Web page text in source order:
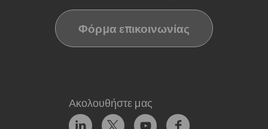
Φόρμα επικοινωνίας
Ακολουθήστε μας